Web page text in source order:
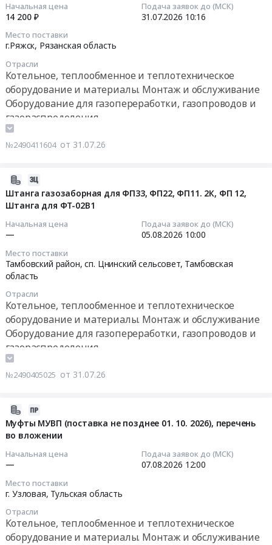
Начальная цена
14 200 ₽
Подача заявок до (МСК)
31.07.2026 10:16
Место поставки
г.Ряжск, Рязанская область
Отрасли
Котельное, теплообменное и теплотехническое
оборудование и материалы. Монтаж и обслуживание
Оборудование для газопереработки, газопроводов и
газораспределения
Контрольно-измерительные приборы и автоматика,
монтаж и обслуживание
видеонаблюдение, средства контроля доступа
№2490411604 от 31.07.26
Штанга газозаборная для ФП33, ФП22, ФП11. 2К, ФП 12,
Штанга для ФТ-02В1
Начальная цена
—
Подача заявок до (МСК)
05.08.2026 10:00
Место поставки
Тамбовский район, сп. Цнинский сельсовет, Тамбовская
область
Отрасли
Котельное, теплообменное и теплотехническое
оборудование и материалы. Монтаж и обслуживание
Оборудование для газопереработки, газопроводов и
газораспределения
Контрольно-измерительные приборы и автоматика,
монтаж и обслуживание
видеонаблюдение, средства контроля доступа
№2490405025 от 31.07.26
02В1
Муфты МУВП (поставка не позднее 01. 10. 2026), перечень
во вложении
Начальная цена
—
Подача заявок до (МСК)
07.08.2026 12:00
Место поставки
г. Узловая, Тульская область
Отрасли
Котельное, теплообменное и теплотехническое
оборудование и материалы. Монтаж и обслуживание